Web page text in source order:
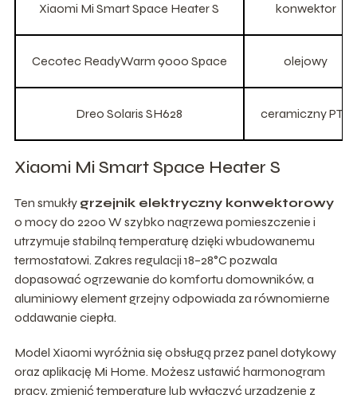
Xiaomi Mi Smart Space Heater S konwektor
Cecotec ReadyWarm 9000 Space olejowy
Dreo Solaris SH628 ceramiczny PTC
Xiaomi Mi Smart Space Heater S
Ten smukły grzejnik elektryczny konwektorowy
o mocy do 2200 W szybko nagrzewa pomieszczenie i
utrzymuje stabilną temperaturę dzięki wbudowanemu
termostatowi. Zakres regulacji 18–28°C pozwala
dopasować ogrzewanie do komfortu domowników, a
aluminiowy element grzejny odpowiada za równomierne
oddawanie ciepła.
Model Xiaomi wyróżnia się obsługą przez panel dotykowy
oraz aplikację Mi Home. Możesz ustawić harmonogram
pracy, zmienić temperaturę lub wyłączyć urządzenie z